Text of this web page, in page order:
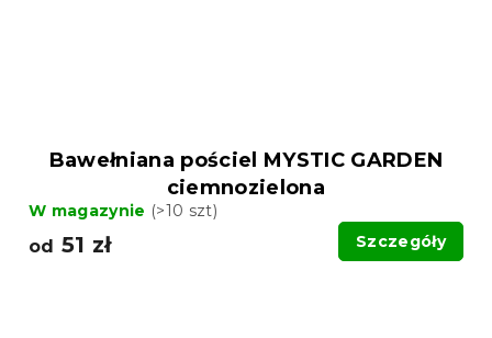
Bawełniana pościel MYSTIC GARDEN
ciemnozielona
W magazynie (>10 szt)
od 51 zł Szczegóły